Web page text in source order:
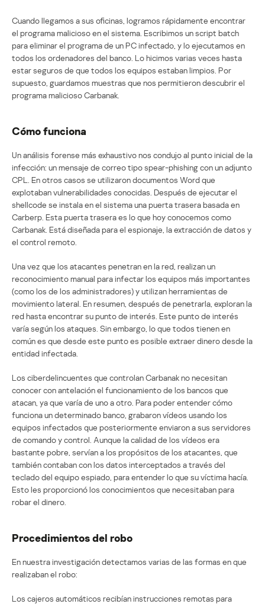
Cuando llegamos a sus oficinas, logramos rápidamente encontrar
el programa malicioso en el sistema. Escribimos un script batch
para eliminar el programa de un PC infectado, y lo ejecutamos en
todos los ordenadores del banco. Lo hicimos varias veces hasta
estar seguros de que todos los equipos estaban limpios. Por
supuesto, guardamos muestras que nos permitieron descubrir el
programa malicioso Carbanak.
Cómo funciona
Un análisis forense más exhaustivo nos condujo al punto inicial de la
infección: un mensaje de correo tipo spear-phishing con un adjunto
CPL. En otros casos se utilizaron documentos Word que
explotaban vulnerabilidades conocidas. Después de ejecutar el
shellcode se instala en el sistema una puerta trasera basada en
Carberp. Esta puerta trasera es lo que hoy conocemos como
Carbanak. Está diseñada para el espionaje, la extracción de datos y
el control remoto.
Una vez que los atacantes penetran en la red, realizan un
reconocimiento manual para infectar los equipos más importantes
(como los de los administradores) y utilizan herramientas de
movimiento lateral. En resumen, después de penetrarla, exploran la
red hasta encontrar su punto de interés. Este punto de interés
varía según los ataques. Sin embargo, lo que todos tienen en
común es que desde este punto es posible extraer dinero desde la
entidad infectada.
Los ciberdelincuentes que controlan Carbanak no necesitan
conocer con antelación el funcionamiento de los bancos que
atacan, ya que varía de uno a otro. Para poder entender cómo
funciona un determinado banco, grabaron vídeos usando los
equipos infectados que posteriormente enviaron a sus servidores
de comando y control. Aunque la calidad de los vídeos era
bastante pobre, servían a los propósitos de los atacantes, que
también contaban con los datos interceptados a través del
teclado del equipo espiado, para entender lo que su víctima hacía.
Esto les proporcionó los conocimientos que necesitaban para
robar el dinero.
Procedimientos del robo
En nuestra investigación detectamos varias de las formas en que
realizaban el robo:
Los cajeros automáticos recibían instrucciones remotas para